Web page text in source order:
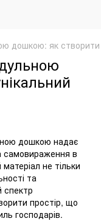
дошкою: як створити
дошкою надає
самовираження в
не тільки
та
спектр
простір, що
господарів.